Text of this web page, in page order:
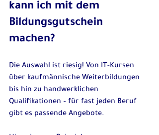
kann ich mit dem
Bildungsgutschein
machen?
Die Auswahl ist riesig! Von IT-Kursen
über kaufmännische Weiterbildungen
bis hin zu handwerklichen
Qualifikationen – für fast jeden Beruf
gibt es passende Angebote.